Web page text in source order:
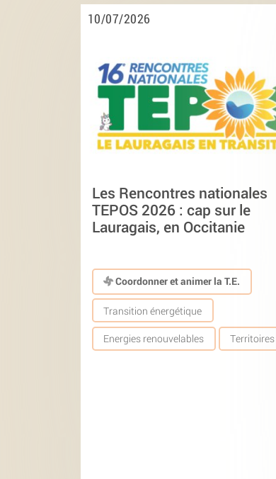
10/07/2026
Les Rencontres nationales
TEPOS 2026 : cap sur le
Lauragais, en Occitanie
Coordonner et animer la T.E.
Transition énergétique
Energies renouvelables Territoires